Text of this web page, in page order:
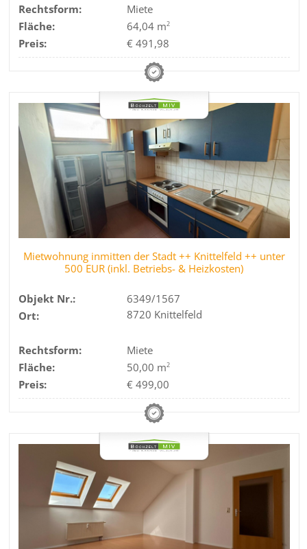
Rechtsform:
Miete
Fläche:
64,04 m2
Preis: € 491,98
Mietwohnung inmitten der Stadt ++ Knittelfeld ++ unter
500 EUR (inkl. Betriebs- & Heizkosten)
Objekt Nr.:
6349/1567
Ort:
8720 Knittelfeld
Rechtsform:
Miete
Fläche:
50,00 m2
Preis: € 499,00